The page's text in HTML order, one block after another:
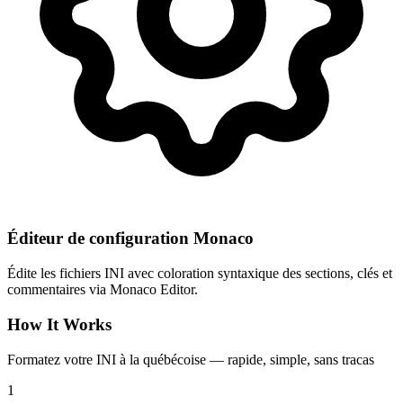
Éditeur de configuration Monaco
Édite les fichiers INI avec coloration syntaxique des sections, clés et
commentaires via Monaco Editor.
How It Works
Formatez votre INI à la québécoise — rapide, simple, sans tracas
1